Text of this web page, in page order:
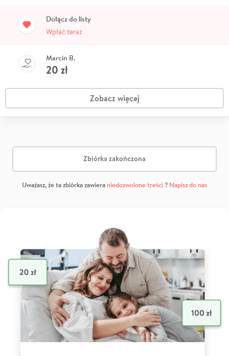
Dołącz do listy
Wpłać teraz
Marcin B.
20 zł
Zobacz więcej
Zbiórka zakończona
Uważasz, że ta zbiórka zawiera niedozwolone treści? Napisz do nas